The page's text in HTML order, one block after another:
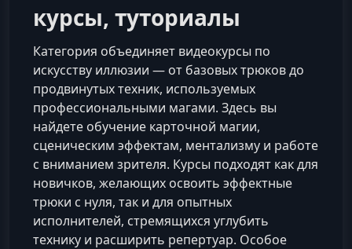
курсы, туториалы
Категория объединяет видеокурсы по
искусству иллюзии — от базовых трюков до
продвинутых техник, используемых
профессиональными магами. Здесь вы
найдете обучение карточной магии,
сценическим эффектам, ментализму и работе
с вниманием зрителя. Курсы подходят как для
новичков, желающих освоить эффектные
трюки с нуля, так и для опытных
исполнителей, стремящихся углубить
технику и расширить репертуар. Особое